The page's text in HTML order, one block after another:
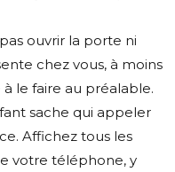
ouvrir la porte ni
chez vous, à moins
à le faire au préalable.
sache qui appeler
Affichez tous les
votre téléphone, y